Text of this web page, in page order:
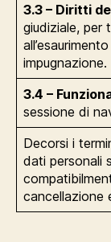
3.3 – Diritti
giudiziale, per
impugnazione.
3.4 –
sessione di
Decorsi i
dati personali
cancellazione